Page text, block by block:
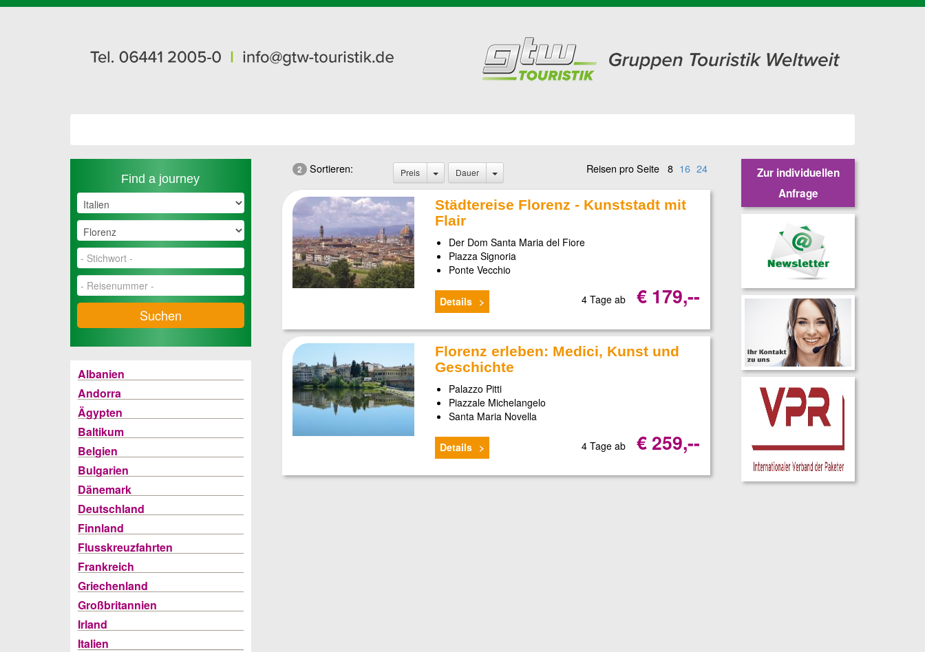
Find a journey
Suchen
Albanien
Andorra
Ägypten
Baltikum
Belgien
Bulgarien
Dänemark
Deutschland
Finnland
Flusskreuzfahrten
Frankreich
Griechenland
Großbritannien
Irland
Italien
2 Sortieren: Preis Dauer Reisen pro Seite 8 16 24
Städtereise Florenz - Kunststadt mit
Flair
Der Dom Santa Maria del Fiore
Piazza Signoria
Ponte Vecchio
Details 4 Tage ab € 179,--
Florenz erleben: Medici, Kunst und
Geschichte
Palazzo Pitti
Piazzale Michelangelo
Santa Maria Novella
Details 4 Tage ab € 259,--
Zur individuellen
Anfrage